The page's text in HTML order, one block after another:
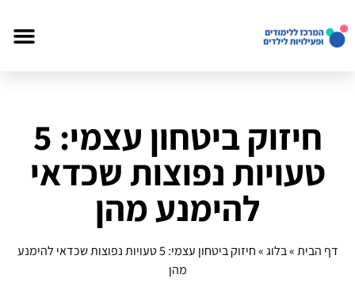
חיזוק ביטחון עצמי: 5
טעויות נפוצות שכדאי
להימנע מהן
דף הבית»בלוג»
חיזוק ביטחון עצמי: 5 טעויות נפוצות שכדאי להימנע
מהן